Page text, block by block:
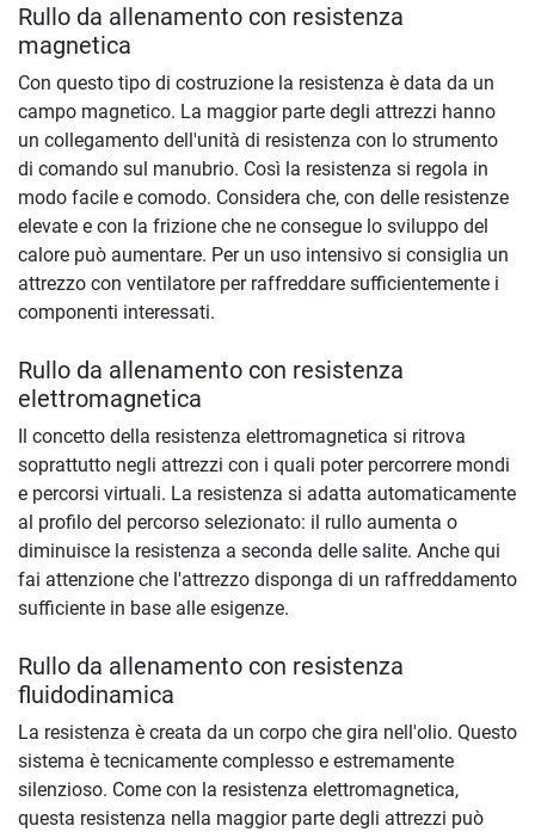
Rullo da allenamento con resistenza
magnetica
Con questo tipo di costruzione la resistenza è data da un
campo magnetico. La maggior parte degli attrezzi hanno
un collegamento dell'unità di resistenza con lo strumento
di comando sul manubrio. Così la resistenza si regola in
modo facile e comodo. Considera che, con delle resistenze
elevate e con la frizione che ne consegue lo sviluppo del
calore può aumentare. Per un uso intensivo si consiglia un
attrezzo con ventilatore per raffreddare sufficientemente i
componenti interessati.
Rullo da allenamento con resistenza
elettromagnetica
Il concetto della resistenza elettromagnetica si ritrova
soprattutto negli attrezzi con i quali poter percorrere mondi
e percorsi virtuali. La resistenza si adatta automaticamente
al profilo del percorso selezionato: il rullo aumenta o
diminuisce la resistenza a seconda delle salite. Anche qui
fai attenzione che l'attrezzo disponga di un raffreddamento
sufficiente in base alle esigenze.
Rullo da allenamento con resistenza
fluidodinamica
La resistenza è creata da un corpo che gira nell'olio. Questo
sistema è tecnicamente complesso e estremamente
silenzioso. Come con la resistenza elettromagnetica,
questa resistenza nella maggior parte degli attrezzi può